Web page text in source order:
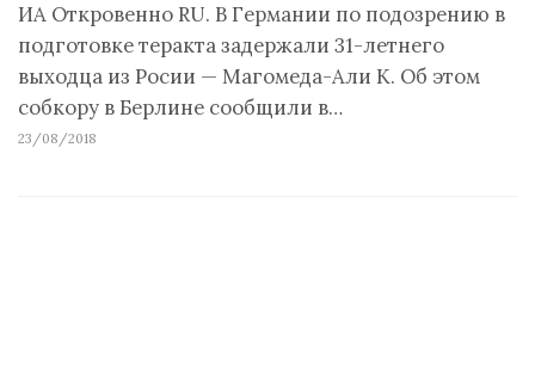
ИА Откровенно RU. В Германии по подозрению в
подготовке теракта задержали 31-летнего
выходца из Росии — Магомеда-Али К. Об этом
собкору в Берлине сообщили в…
23/08/2018